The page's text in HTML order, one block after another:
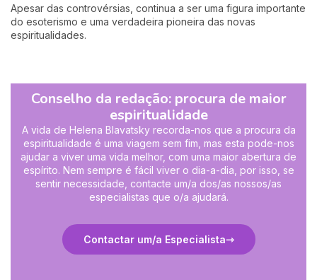
Apesar das controvérsias, continua a ser uma figura importante
do esoterismo e uma verdadeira pioneira das novas
espiritualidades.
Conselho da redação: procura de maior
espiritualidade
A vida de Helena Blavatsky recorda-nos que a procura da
espiritualidade é uma viagem sem fim, mas esta pode-nos
ajudar a viver uma vida melhor, com uma maior abertura de
espírito. Nem sempre é fácil viver o dia-a-dia, por isso, se
sentir necessidade, contacte um/a dos/as nossos/as
especialistas que o/a ajudará.
Contactar um/a Especialista